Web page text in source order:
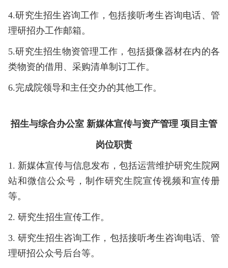
4.研究生招生咨询工作，包括接听考生咨询电话、管
理研招办工作邮箱。
5.研究生招生物资管理工作，包括摄像器材在内的各
类物资的借用、采购清单制订工作。
6.完成院领导和主任交办的其他工作。
招生与综合办公室 新媒体宣传与资产管理 项目主管
岗位职责
1. 新媒体宣传与信息发布，包括运营维护研究生院网
站和微信公众号，制作研究生院宣传视频和宣传册
等。
2. 研究生招生宣传工作。
3.研究生招生咨询工作，包括接听考生咨询电话、管
理研招公众号后台等。